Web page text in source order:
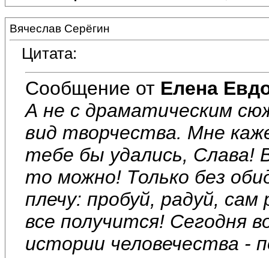
Вячеслав Серёгин
Цитата:
Сообщение от Елена
А не с драматическим
вид творчества. Мне
тебе бы удались, Слава!
то можно! Только без
плечу: пробуй, радуй,
все получится! Сегодня
истории человечества -